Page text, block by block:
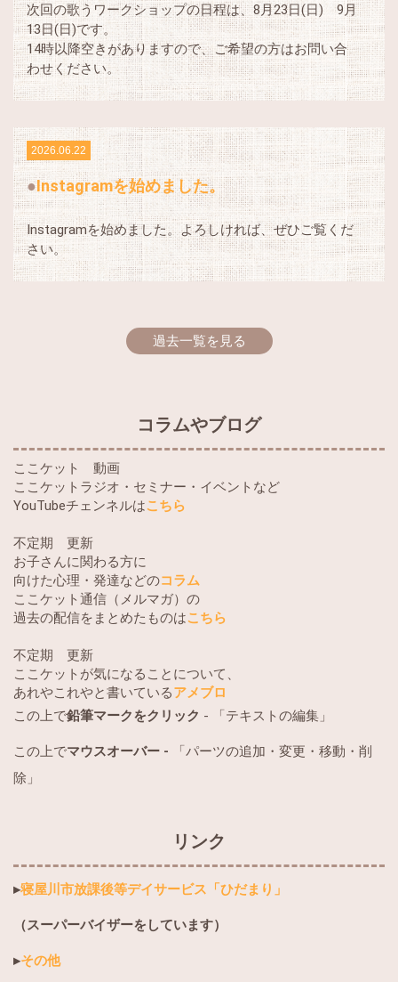
次回の歌うワークショップの日程は、8月23日(日) 9月
13日(日)です。
14時以降空きがありますので、ご希望の方はお問い合
わせください。
2026.06.22
Instagramを始めました。
Instagramを始めました。よろしければ、ぜひご覧くだ
さい。
過去一覧を見る
コラムやブログ
ここケット 動画
ここケットラジオ・セミナー・イベントなど
YouTubeチェンネルはこちら
不定期 更新
お子さんに関わる方に
向けた心理・発達などのコラム
ここケット通信（メルマガ）の
過去の配信をまとめたものはこちら
不定期 更新
ここケットが気になることについて、
あれやこれやと書いているアメブロ
この上で鉛筆マークをクリック - 「テキストの編集」
この上でマウスオーバー -
「パーツの追加・変更・移動・削
除」
リンク
▸寝屋川市放課後等デイサービス「ひだまり」
（スーパーバイザーをしています）
▸その他